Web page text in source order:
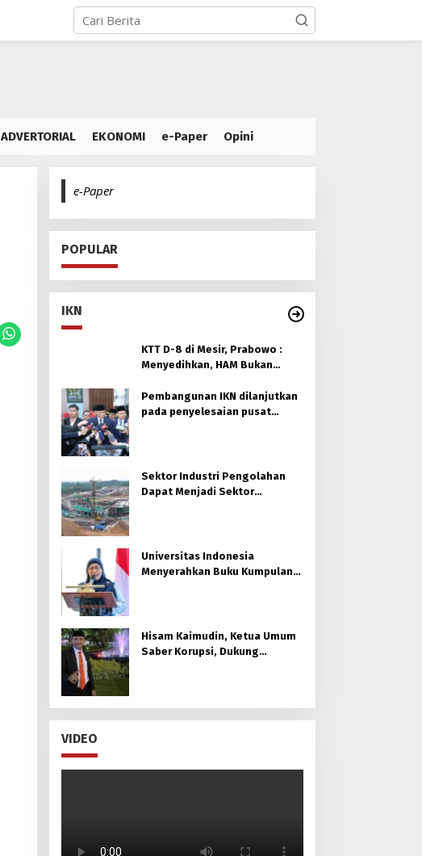
ADVERTORIAL EKONOMI e-Paper Opini
e-Paper
POPULAR
IKN
KTT D-8 di Mesir, Prabowo :
Menyedihkan, HAM Bukan
Pembangunan IKN dilanjutkan
pada penyelesaian pusat
Sektor Industri Pengolahan
Dapat Menjadi Sektor
Universitas Indonesia
Menyerahkan Buku Kumpulan
Hisam Kaimudin, Ketua Umum
Saber Korupsi, Dukung
VIDEO